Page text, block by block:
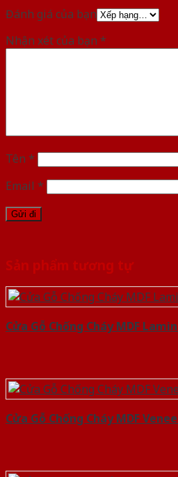
Đánh giá của bạn
Nhận xét của bạn *
Tên *
Email *
Sản phẩm tương tự
Cửa Gỗ Chống Cháy MDF
Cửa Gỗ Chống Cháy MDF